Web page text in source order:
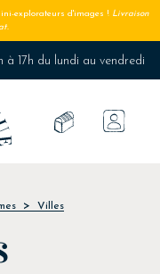
explorateurs d'images ! Livraison
à 17h du lundi au vendredi
Villes